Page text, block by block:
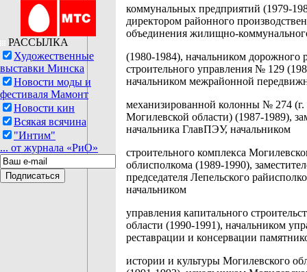
РАССЫЛКА
Художественные
выставки Минска
Новости моды и
фестиваля Мамонт
Новости кин
Всякая всячина
"Интим"
... от журнала «РиО»
коммунальных предприятий (1979-
директором районного
объединения жилищно-
(1980-1984), начальником дорожного
строительного управления № 129
начальником межрайонной
механизированной колонны № 274 (г.
Могилевской области) (1987-1989),
начальника ГлавПЭУ, начальником
строительного комплекса
облисполкома (1989-1990),
председателя Лепельского
начальником
управления капитального
области (1990-1991), начальником
реставрации и консервации
истории и культуры Могилевского